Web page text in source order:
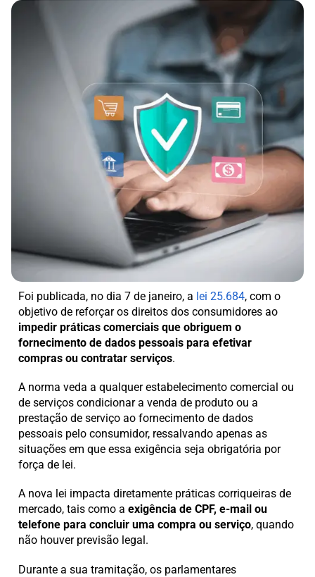
Foi publicada, no dia 7 de janeiro, a lei 25.684, com o
objetivo de reforçar os direitos dos consumidores ao
impedir práticas comerciais que obriguem o
fornecimento de dados pessoais para efetivar
compras ou contratar serviços.
A norma veda a qualquer estabelecimento comercial ou
de serviços condicionar a venda de produto ou a
prestação de serviço ao fornecimento de dados
pessoais pelo consumidor, ressalvando apenas as
situações em que essa exigência seja obrigatória por
força de lei.
A nova lei impacta diretamente práticas corriqueiras de
mercado, tais como a exigência de CPF, e-mail ou
telefone para concluir uma compra ou serviço, quando
não houver previsão legal.
Durante a sua tramitação, os parlamentares